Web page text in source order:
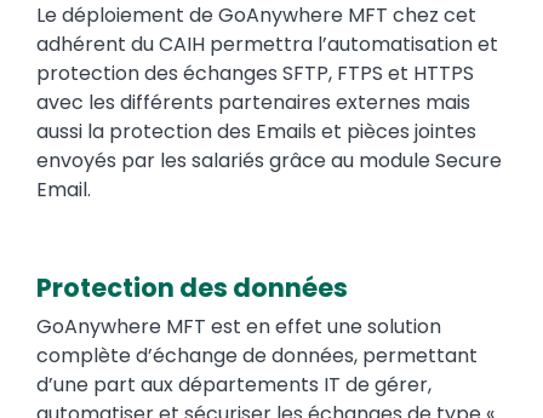
Le déploiement de GoAnywhere MFT chez cet
adhérent du CAIH permettra l’automatisation et
protection des échanges SFTP, FTPS et HTTPS
avec les différents partenaires externes mais
aussi la protection des Emails et pièces jointes
envoyés par les salariés grâce au module Secure
Email.
Protection des données
GoAnywhere MFT est en effet une solution
complète d’échange de données, permettant
d’une part aux départements IT de gérer,